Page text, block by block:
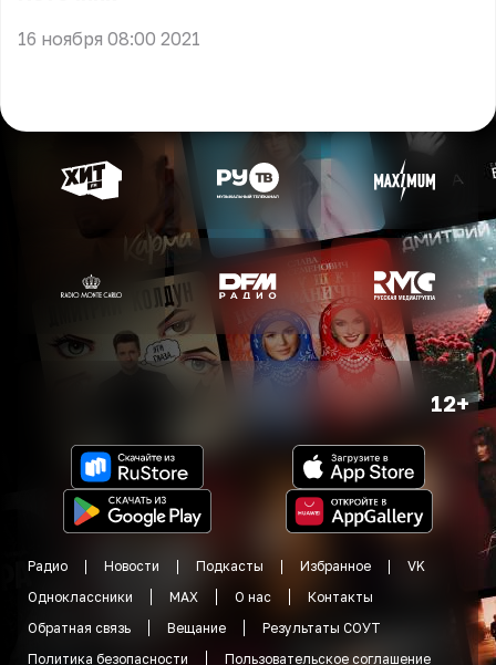
16 ноября 08:00 2021
12+
Радио Новости Подкасты Избранное
VK
Одноклассники
MAX О нас
Контакты
Обратная связь
Вещание
Результаты СОУТ
Политика безопасности
Пользовательское соглашение